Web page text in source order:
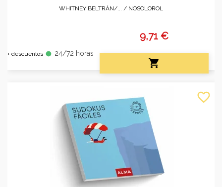
WHITNEY BELTRÁN/... / NOSOLOROL
+ descuentos fiber_manual_record 24/72 horas
9,71 €

favorite_border